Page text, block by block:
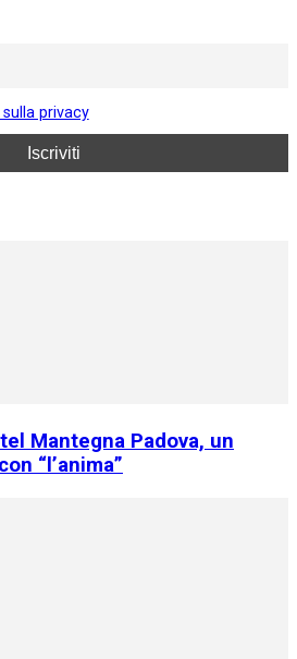
privacy
Mantegna Padova, un
“l’anima”